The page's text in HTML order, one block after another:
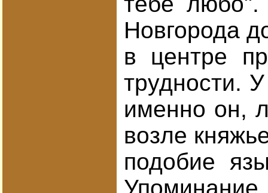
Новгорода
в центре
трудности.
именно он,
возле
подобие